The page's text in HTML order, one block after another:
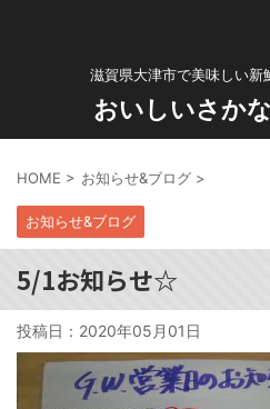
滋賀県大津市で美味しい新
おいしいさか
HOME > お知らせ&ブログ >
お知らせ&ブログ
5/1お知らせ☆
投稿日： 2020年05月01日